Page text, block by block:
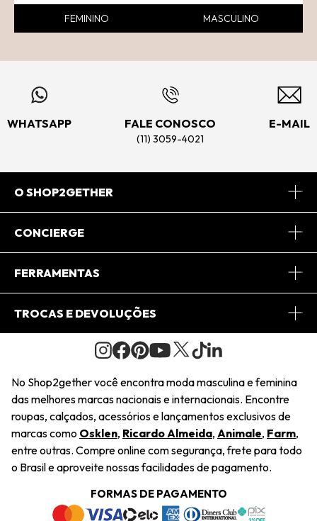
FEMININO MASCULINO
WHATSAPP FALE CONOSCO
(11) 3059-4021
E-MAIL
O SHOP2GETHER
Sobre Nós
Journal
Saiu na Mídia
Sustentabilidade
Navegando
Termos e Condições
CONCIERGE
Central de Relacionamento
Regulamento e Promoções
FERRAMENTAS
Minha Conta
Pedido de Presente
Wishlist
TROCAS E DEVOLUÇÕES
Condições Gerais
Troca Fácil
Restituição de Pagamento
Dúvidas Frequentes
Termos e Condições
No Shop2gether você encontra moda masculina e feminina
das melhores marcas nacionais e internacionais. Encontre
roupas, calçados, acessórios e lançamentos exclusivos de
marcas como Osklen, Ricardo Almeida, Animale, Farm,
entre outras. Compre online com segurança, frete para todo
o Brasil e aproveite nossas facilidades de pagamento.
FORMAS DE PAGAMENTO